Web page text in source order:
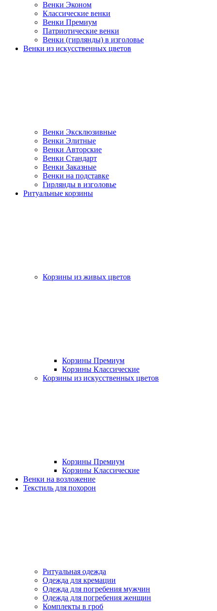
Венки Эконом
Классические венки
Венки Премиум
Патриотические венки
Венки (гирлянды) в изголовье
Венки из искусственных цветов
Венки Эксклюзивные
Венки Элитные
Венки Авторские
Венки Стандарт
Венки Заказные
Венки на подставке
Гирлянды в изголовье
Ритуальные корзины
Корзины из живых цветов
Корзины Премиум
Корзины Классические
Корзины из искусственных цветов
Корзины Премиум
Корзины Классические
Венки на возложение
Текстиль для похорон
Ритуальная одежда
Одежда для кремации
Одежда для погребения мужчин
Одежда для погребения женщин
Комплекты в гроб